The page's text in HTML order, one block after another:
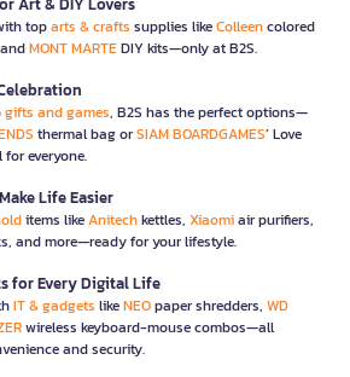
toparts & crafts supplies likeColleencolored
MONT MARTEDIY kits—only at B2S.
gifts and games, B2S has the perfect options—
thermal bag orSIAM BOARDGAMES’ Love
everyone.
Life Easier
items likeAnitechkettles, Xiaomiair purifiers,
and more—ready for your lifestyle.
for Every Digital Life
IT & gadgets likeNEOpaper shredders, WD
wireless keyboard-mouse combos—all
and security.